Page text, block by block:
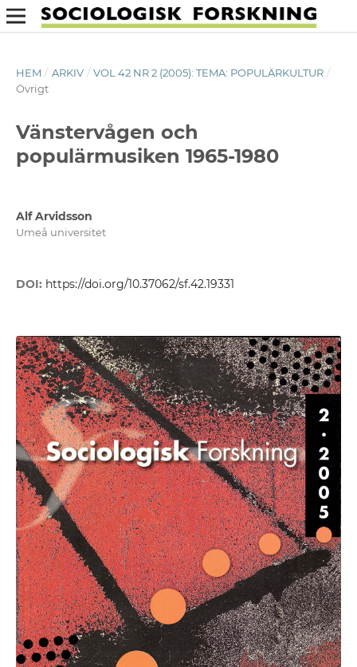
HEM / ARKIV / VOL 42 NR 2 (2005): TEMA: POPULÄRKULTUR /
Övrigt
Vänstervågen och
populärmusiken 1965-1980
Alf Arvidsson
Umeå universitet
DOI: https://doi.org/10.37062/sf.42.19331